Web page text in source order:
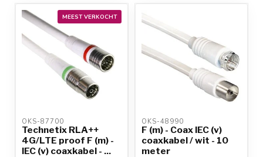
MEEST VERKOCHT
OKS-87700
Technetix RLA++
4G/LTE proof F (m) -
IEC (v) coaxkabel - ...
OKS-48990
F (m) - Coax IEC (v)
coaxkabel / wit - 10
meter